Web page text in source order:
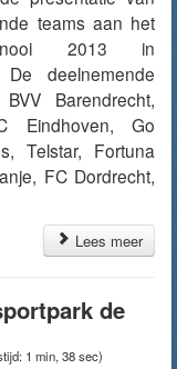
teams aan het
2013 in
De deelnemende
Barendrecht,
Eindhoven, Go
Telstar, Fortuna
FC Dordrecht,
Lees meer
de
1 min, 38 sec)